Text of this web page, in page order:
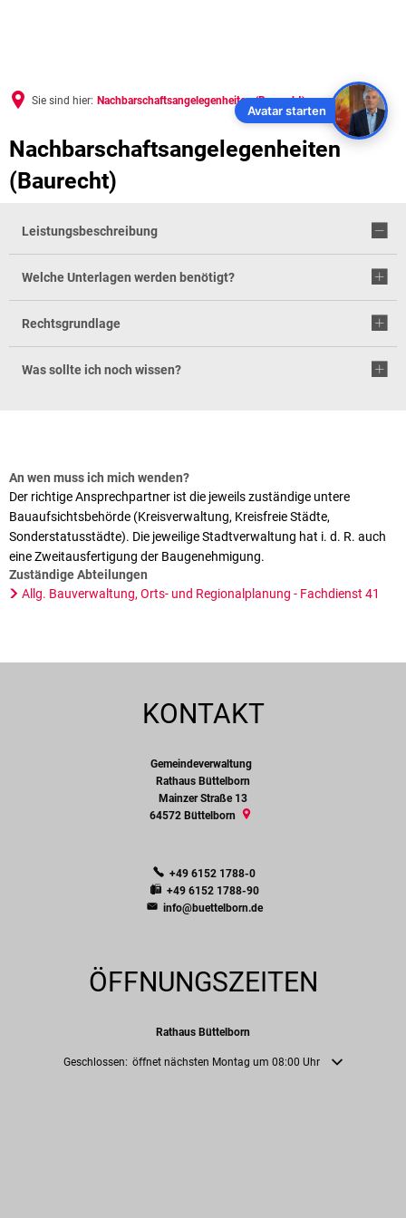
Sie sind hier: Nachbarschaftsangelegenheiten (Baurecht)
Nachbarschaftsangelegenheiten
(Baurecht)
Leistungsbeschreibung
Welche Unterlagen werden benötigt?
Rechtsgrundlage
Was sollte ich noch wissen?
An wen muss ich mich wenden?
Der richtige Ansprechpartner ist die jeweils zuständige untere
Bauaufsichtsbehörde (Kreisverwaltung, Kreisfreie Städte,
Sonderstatusstädte). Die jeweilige Stadtverwaltung hat i. d. R. auch
eine Zweitausfertigung der Baugenehmigung.
Zuständige Abteilungen
Allg. Bauverwaltung, Orts- und Regionalplanung - Fachdienst 41
KONTAKT
Gemeindeverwaltung
Rathaus Büttelborn
Mainzer Straße 13
64572 Büttelborn
+49 6152 1788-0
+49 6152 1788-90
info@buettelborn.de
ÖFFNUNGSZEITEN
Rathaus Büttelborn
Klicken, um weitere Öffnungs- oder Schließzeiten auszublenden
Geschlossen: öffnet nächsten Montag um 08:00 Uhr
Avatar starten